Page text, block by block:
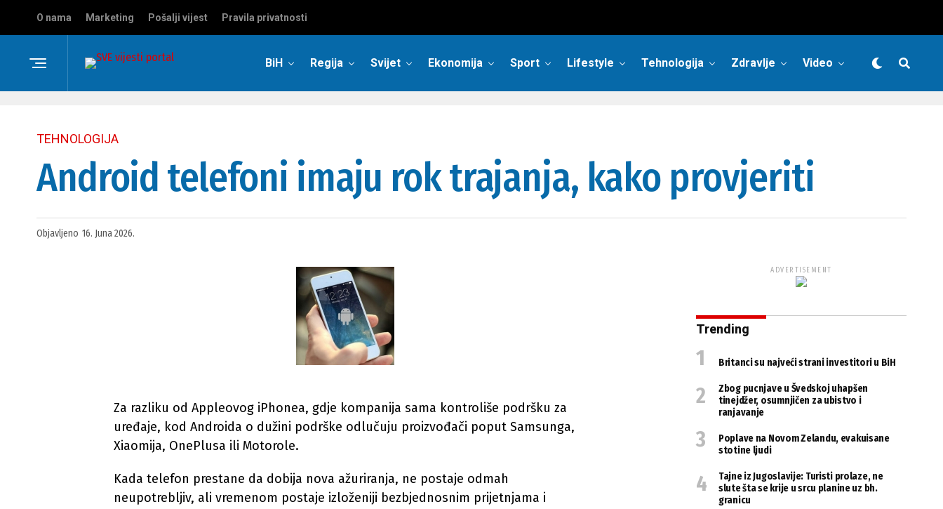
O nama Marketing Pošalji vijest Pravila privatnosti
BiH Regija Svijet Ekonomija Sport Lifestyle Tehnologija Zdravlje Video
TEHNOLOGIJA
Android telefoni imaju rok trajanja, kako provjeriti
Objavljeno 16. Juna 2026.
Za razliku od Appleovog iPhonea, gdje kompanija sama kontroliše podršku za
uređaje, kod Androida o dužini podrške odlučuju proizvođači poput Samsunga,
Xiaomija, OnePlusa ili Motorole.
Kada telefon prestane da dobija nova ažuriranja, ne postaje odmah
neupotrebljiv, ali vremenom postaje izloženiji bezbjednosnim prijetnjama i
ADVERTISEMENT
Trending
Britanci su najveći strani investitori u BiH
Zbog pucnjave u Švedskoj uhapšen
tinejdžer, osumnjičen za ubistvo i
ranjavanje
Poplave na Novom Zelandu, evakuisane
stotine ljudi
Tajne iz Jugoslavije: Turisti prolaze, ne
slute šta se krije u srcu planine uz bh.
granicu